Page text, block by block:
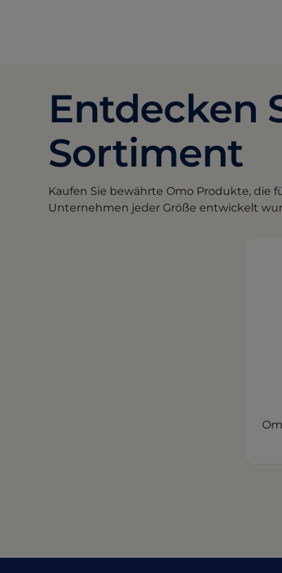
Entdecken
Sortiment
Kaufen Sie bewährte Omo Produkte, die
Unternehmen jeder Größe entwickelt